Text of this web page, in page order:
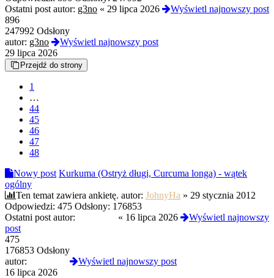
Ostatni post autor: g3no « 29 lipca 2026
Wyświetl najnowszy post
896
247992 Odsłony
autor: g3no
Wyświetl najnowszy post
29 lipca 2026
Przejdź do strony
1
…
44
45
46
47
48
Nowy post Kurkuma (Ostryż długi, Curcuma longa) - wątek
ogólny
Ten temat zawiera ankietę. autor: JohnyHa » 29 stycznia 2012
Odpowiedzi: 475 Odsłony: 176853
Ostatni post autor:
« 16 lipca 2026
Wyświetl najnowszy
post
475
176853 Odsłony
autor:
Wyświetl najnowszy post
16 lipca 2026